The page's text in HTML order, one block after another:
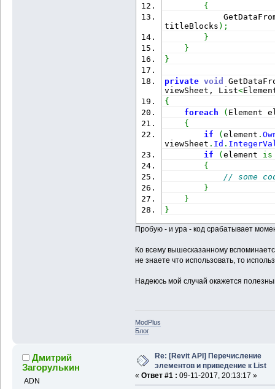
{
titleBlocks ) ;
}
}
}
private void
viewSheet, List<
{
foreach
( Element
{
if
(element .
viewSheet . Id .
if
(element is
{
// some
}
}
}
Пробую - и ура - код срабатывает
Ко всему вышесказанному
не знаете что использовать, то
Надеюсь мой случай окажется
ModPlus
Блог
Дмитрий
Загорулькин
ADN
Re: [Revit API] Перечисление
элементов и приведение к List
« Ответ #1 : 09-11-2017, 20:13:17 »